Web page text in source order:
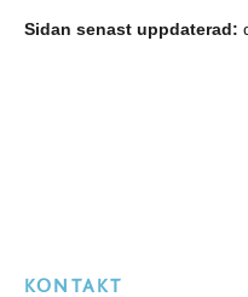
Sidan senast uppdaterad:
KONTAKT